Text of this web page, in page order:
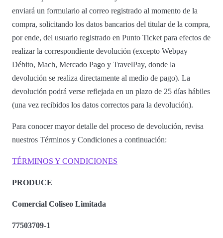
enviará un formulario al correo registrado al momento de la
compra, solicitando los datos bancarios del titular de la compra,
por ende, del usuario registrado en Punto Ticket para efectos de
realizar la correspondiente devolución (excepto Webpay
Débito, Mach, Mercado Pago y TravelPay, donde la
devolución se realiza directamente al medio de pago). La
devolución podrá verse reflejada en un plazo de 25 días hábiles
(una vez recibidos los datos correctos para la devolución).
Para conocer mayor detalle del proceso de devolución, revisa
nuestros Términos y Condiciones a continuación:
TÉRMINOS Y CONDICIONES
PRODUCE
Comercial Coliseo Limitada
77503709-1